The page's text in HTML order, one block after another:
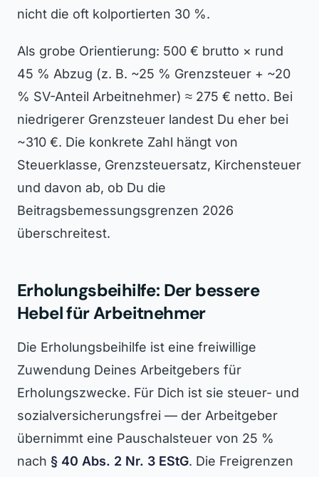
nicht die oft kolportierten 30 %.
Als grobe Orientierung: 500 € brutto × rund
45 % Abzug (z. B. ~25 % Grenzsteuer + ~20
% SV-Anteil Arbeitnehmer) ≈ 275 € netto. Bei
niedrigerer Grenzsteuer landest Du eher bei
~310 €. Die konkrete Zahl hängt von
Steuerklasse, Grenzsteuersatz, Kirchensteuer
und davon ab, ob Du die
Beitragsbemessungsgrenzen 2026
überschreitest.
Erholungsbeihilfe: Der bessere
Hebel für Arbeitnehmer
Die Erholungsbeihilfe ist eine freiwillige
Zuwendung Deines Arbeitgebers für
Erholungszwecke. Für Dich ist sie steuer- und
sozialversicherungsfrei — der Arbeitgeber
übernimmt eine Pauschalsteuer von 25 %
nach § 40 Abs. 2 Nr. 3 EStG. Die Freigrenzen